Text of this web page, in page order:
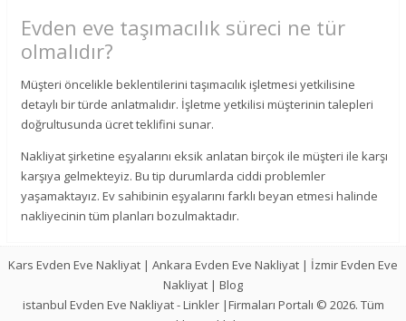
Evden eve taşımacılık süreci ne tür
olmalıdır?
Müşteri öncelikle beklentilerini taşımacılık işletmesi yetkilisine
detaylı bir türde anlatmalıdır. İşletme yetkilisi müşterinin talepleri
doğrultusunda ücret teklifini sunar.
Nakliyat şirketine eşyalarını eksik anlatan birçok ile müşteri ile karşı
karşıya gelmekteyiz. Bu tip durumlarda ciddi problemler
yaşamaktayız. Ev sahibinin eşyalarını farklı beyan etmesi halinde
nakliyecinin tüm planları bozulmaktadır.
Kars Evden Eve Nakliyat | Ankara Evden Eve Nakliyat | İzmir Evden Eve
Nakliyat | Blog
istanbul Evden Eve Nakliyat-Linkler|Firmaları Portalı © 2026. Tüm